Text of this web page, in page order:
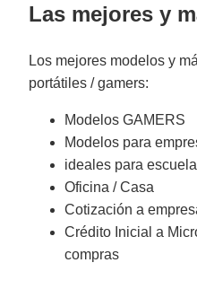
Las mejores y
Los mejores modelos y
portátiles / gamers:
Modelos GAMERS
Modelos para
ideales para
Oficina / Casa
Cotización a
Crédito Inicial a
compras